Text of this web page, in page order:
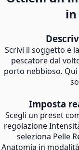
in
Scrivi il soggetto e
pescatore dal
porto nebbioso.
Imposta
Scegli un preset
regolazione
seleziona Pelle
Anatomia in